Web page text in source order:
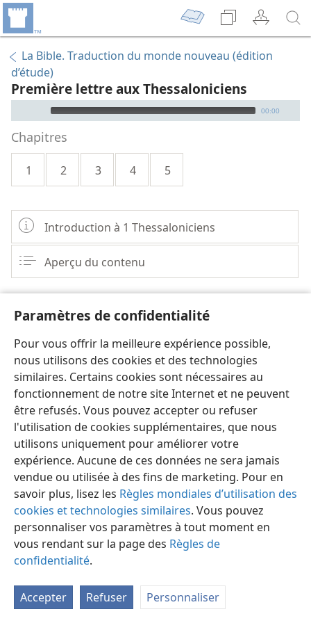
Paramètres de confidentialité
Pour vous offrir la meilleure expérience possible,
nous utilisons des cookies et des technologies
similaires. Certains cookies sont nécessaires au
fonctionnement de notre site Internet et ne peuvent
être refusés. Vous pouvez accepter ou refuser
l'utilisation de cookies supplémentaires, que nous
utilisons uniquement pour améliorer votre
expérience. Aucune de ces données ne sera jamais
vendue ou utilisée à des fins de marketing. Pour en
savoir plus, lisez les Règles mondiales d’utilisation des
cookies et technologies similaires. Vous pouvez
personnaliser vos paramètres à tout moment en
vous rendant sur la page des Règles de
confidentialité.
Accepter Refuser Personnaliser
La Bible. Traduction du monde nouveau (édition
d’étude)
Première lettre aux Thessaloniciens
Audio Player 00:00
Chapitres
1 2 3 4 5
Introduction à 1 Thessaloniciens
Aperçu du contenu
Français Préférences
Copyright© 2026 Watch Tower Bible and Tract Society of Pennsylvania
Conditions d’utilisation
Règles de confidentialité
Paramètres de confidentialité
JW.ORG Se connecter